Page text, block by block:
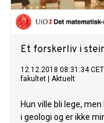
Et forskerliv i
12.12.2018 08:31:34 CET
fakultet
Aktuelt
Hun ville bli lege,
i geologi og er ikke